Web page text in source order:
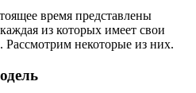
время представлены
из которых имеет свои
Рассмотрим некоторые из них.